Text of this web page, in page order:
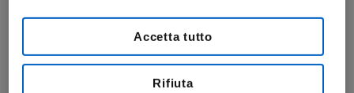
Rifiuta
Accetta tutto